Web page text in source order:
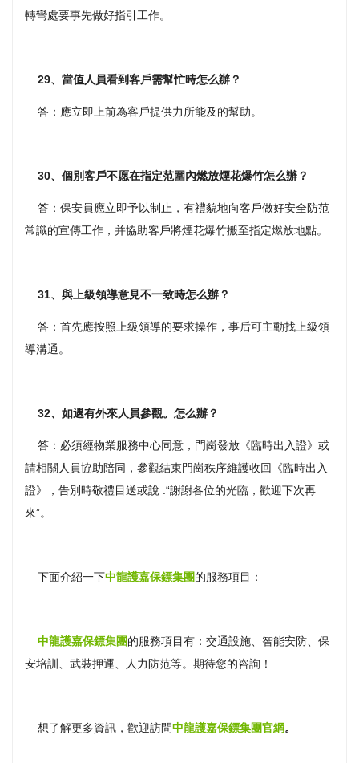
轉彎處要事先做好指引工作。
29、當值人員看到客戶需幫忙時怎么辦？
答：應立即上前為客戶提供力所能及的幫助。
30、個別客戶不愿在指定范圍內燃放煙花爆竹怎么辦？
答：保安員應立即予以制止，有禮貌地向客戶做好安全防范
常識的宣傳工作，并協助客戶將煙花爆竹搬至指定燃放地點。
31、與上級領導意見不一致時怎么辦？
答：首先應按照上級領導的要求操作，事后可主動找上級領
導溝通。
32、如遇有外來人員參觀。怎么辦？
答：必須經物業服務中心同意，門崗發放《臨時出入證》或
請相關人員協助陪同，參觀結束門崗秩序維護收回《臨時出入
證》，告別時敬禮目送或說 :“謝謝各位的光臨，歡迎下次再
來”。
下面介紹一下中龍護嘉保鏢集團的服務項目：
中龍護嘉保鏢集團的服務項目有：交通設施、智能安防、保
安培訓、武裝押運、人力防范等。期待您的咨詢！
想了解更多資訊，歡迎訪問中龍護嘉保鏢集團官網。